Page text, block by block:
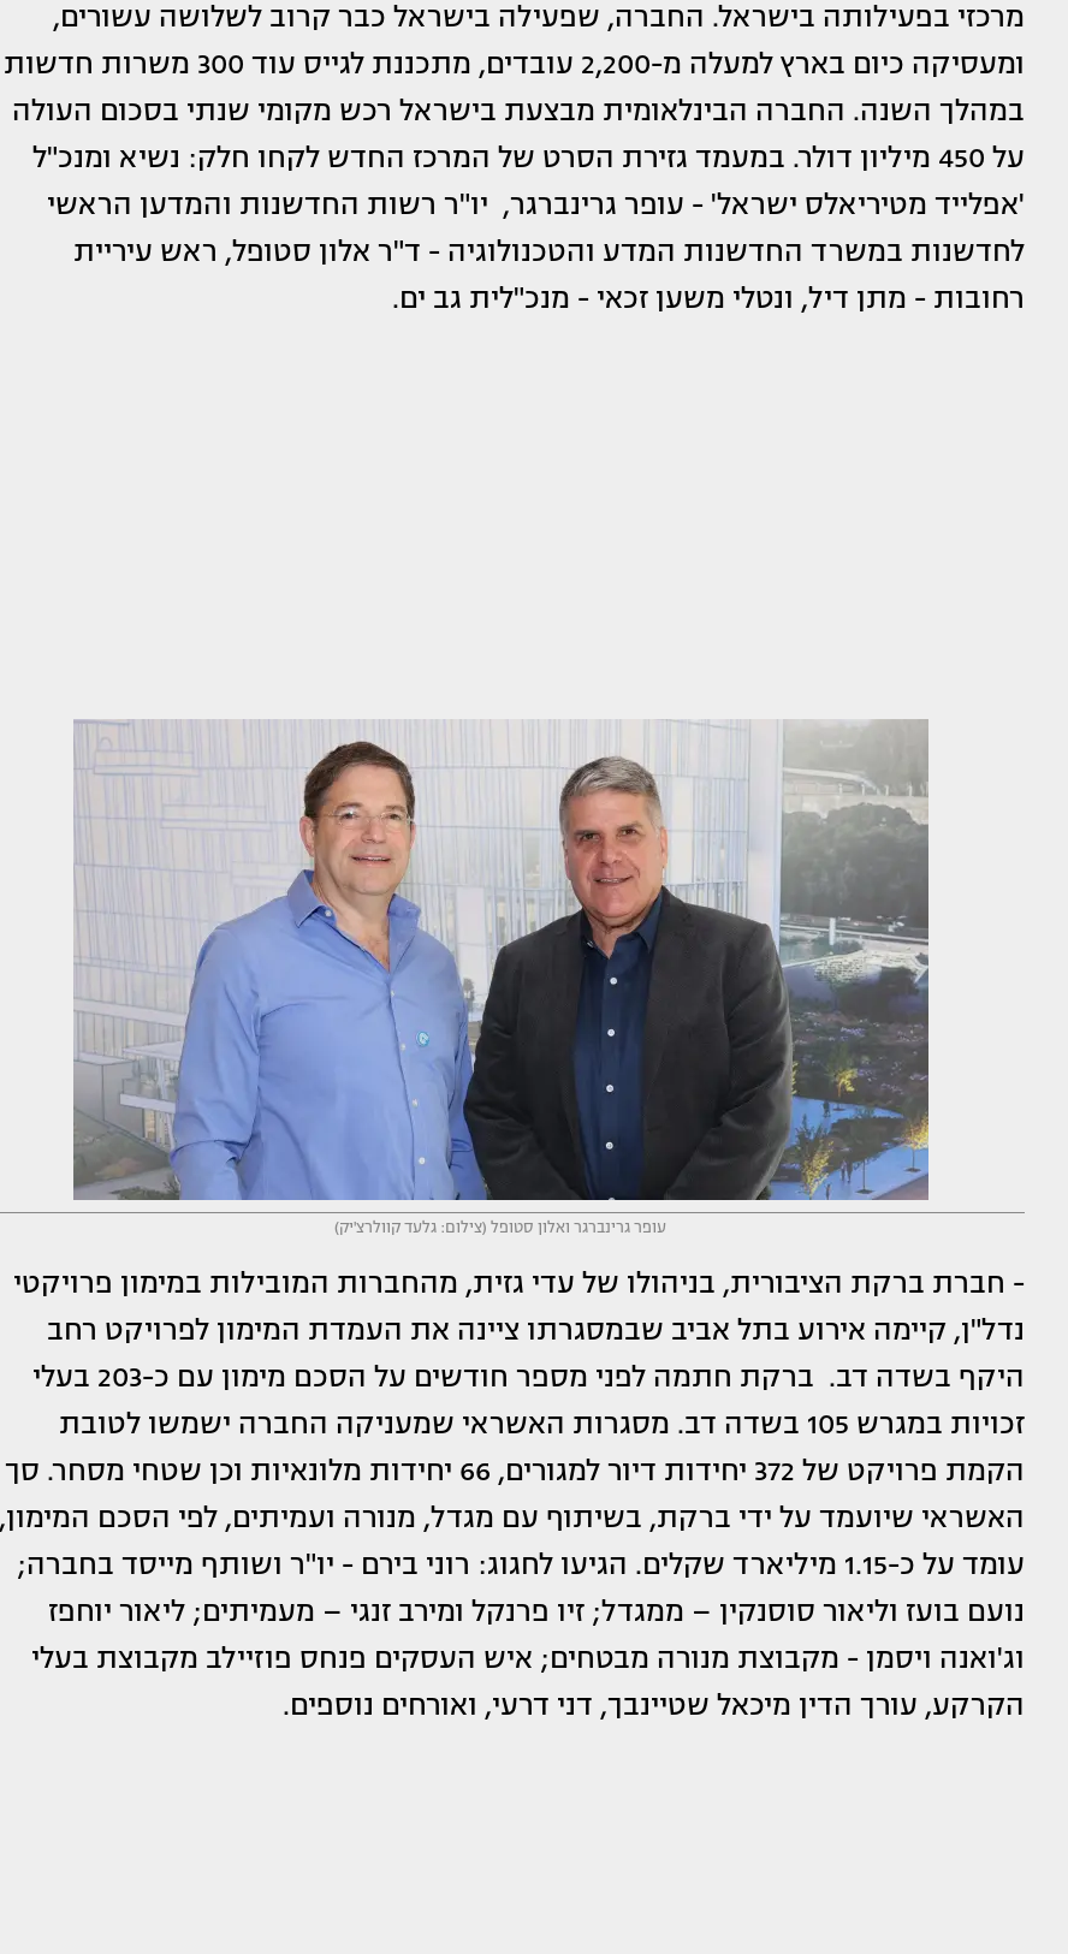
מרכזי בפעילותה בישראל. החברה, שפעילה בישראל כבר קרוב לשלושה עשורים,
ומעסיקה כיום בארץ למעלה מ-2,200 עובדים, מתכננת לגייס עוד 300 משרות חדשות
במהלך השנה. החברה הבינלאומית מבצעת בישראל רכש מקומי שנתי בסכום העולה
על 450 מיליון דולר. במעמד גזירת הסרט של המרכז החדש לקחו חלק: נשיא ומנכ"ל
'אפלייד מטיריאלס ישראל' - עופר גרינברגר, יו"ר רשות החדשנות והמדען הראשי
לחדשנות במשרד החדשנות המדע והטכנולוגיה - ד"ר אלון סטופל, ראש עיריית
רחובות - מתן דיל, ונטלי משען זכאי - מנכ"לית גב ים.
עופר גרינברגר ואלון סטופל (צילום: גלעד קוולרצ'יק)
- חברת ברקת הציבורית, בניהולו של עדי גזית, מהחברות המובילות במימון פרויקטי
נדל"ן, קיימה אירוע בתל אביב שבמסגרתו ציינה את העמדת המימון לפרויקט רחב
היקף בשדה דב. ברקת חתמה לפני מספר חודשים על הסכם מימון עם כ-203 בעלי
זכויות במגרש 105 בשדה דב. מסגרות האשראי שמעניקה החברה ישמשו לטובת
הקמת פרויקט של 372 יחידות דיור למגורים, 66 יחידות מלונאיות וכן שטחי מסחר. סך
האשראי שיועמד על ידי ברקת, בשיתוף עם מגדל, מנורה ועמיתים, לפי הסכם המימון,
עומד על כ-1.15 מיליארד שקלים. הגיעו לחגוג: רוני בירם - יו"ר ושותף מייסד בחברה;
נועם בועז וליאור סוסנקין – ממגדל; זיו פרנקל ומירב זנגי – מעמיתים; ליאור יוחפז
וג'ואנה ויסמן - מקבוצת מנורה מבטחים; איש העסקים פנחס פוזיילב מקבוצת בעלי
הקרקע, עורך הדין מיכאל שטיינבך, דני דרעי, ואורחים נוספים.